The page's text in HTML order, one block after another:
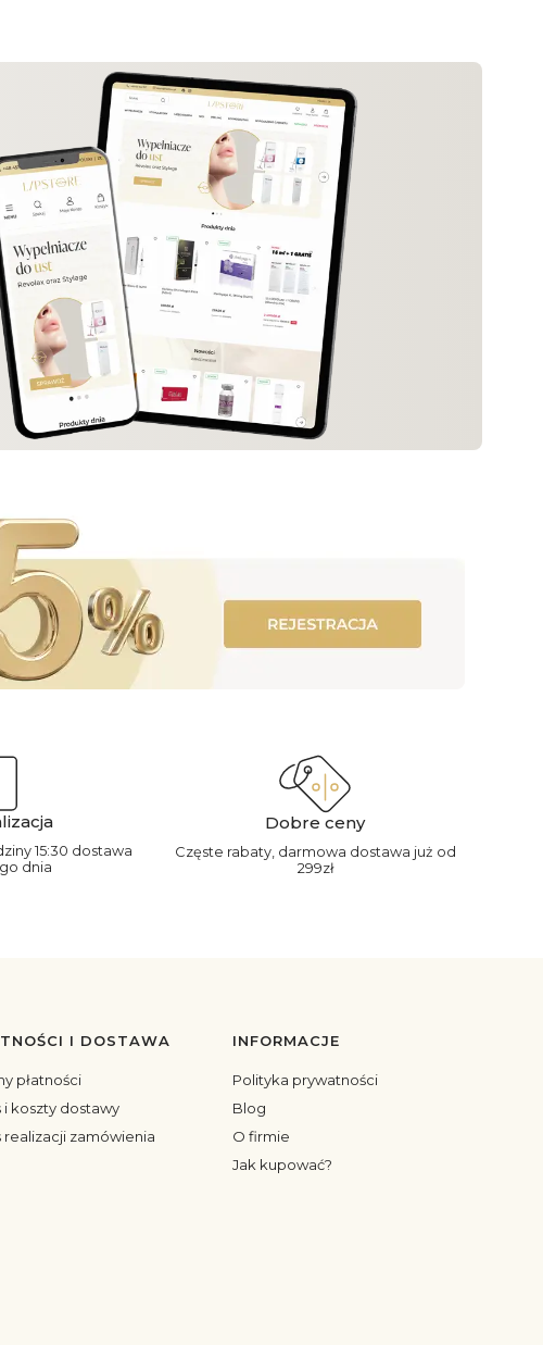
15:30 dostawa
dnia
Dobre ceny
Częste rabaty, darmowa dostawa już od
299zł
I DOSTAWA
płatności
i koszty dostawy
realizacji zamówienia
INFORMACJE
Polityka prywatności
Blog
O firmie
Jak kupować?